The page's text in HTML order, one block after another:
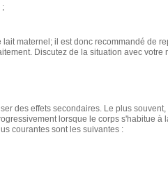
;
maternel; il est donc recommandé de
Discutez de la situation avec votre
des effets secondaires. Le plus souvent,
lorsque le corps s'habitue à
courantes sont les suivantes :